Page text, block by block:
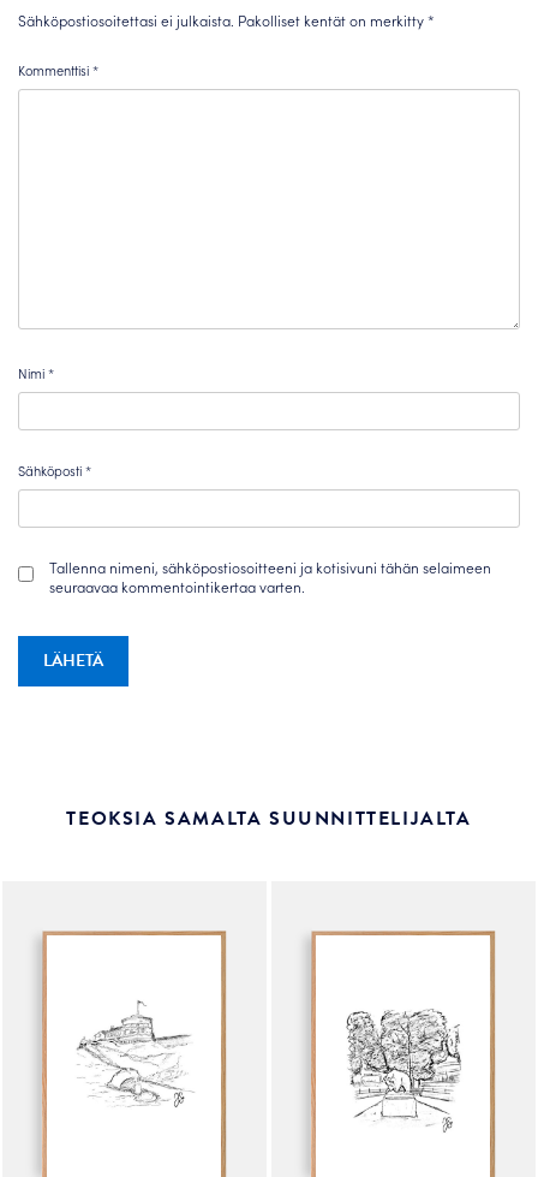
Sähköpostiosoitettasi ei julkaista. Pakolliset kentät on merkitty*
Kommenttisi*
Nimi*
Sähköposti*
Tallenna nimeni, sähköpostiosoitteeni ja kotisivuni tähän selaimeen
seuraavaa kommentointikertaa varten.
TEOKSIA SAMALTA SUUNNITTELIJALTA